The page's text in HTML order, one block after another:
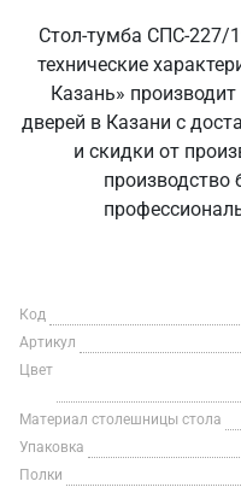
Стол-тумба СПС-227/
технические
Казань»
дверей в Казани с
и скидки от
Код
Артикул
Цвет
Материал столешницы стола
Упаковка
Полки